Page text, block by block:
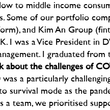
to middle income
Some of our portfolio
and Kim An Group
I was a Vice President in
I graduated
about the challenges of
was a particularly
survival mode as the
a team, we prioritised